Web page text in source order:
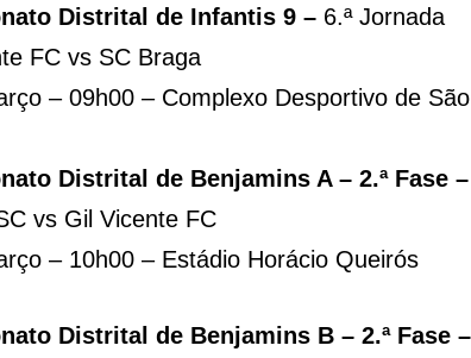
Distrital de Infantis 9 – 6.ª Jornada
FC vs SC Braga
– 09h00 – Complexo Desportivo de
Distrital de Benjamins A – 2.ª Fase
vs Gil Vicente FC
– 10h00 – Estádio Horácio Queirós
Distrital de Benjamins B – 2.ª Fase